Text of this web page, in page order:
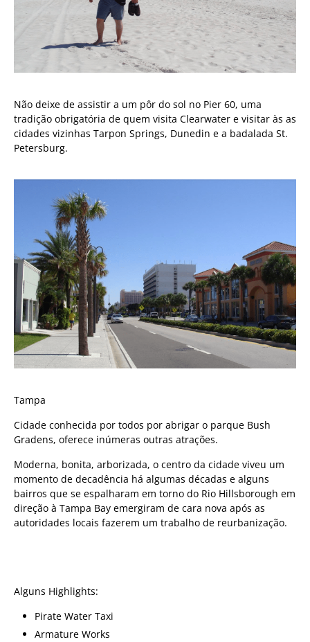
Não deixe de assistir a um pôr do sol no Pier 60, uma
tradição obrigatória de quem visita Clearwater e visitar às as
cidades vizinhas Tarpon Springs, Dunedin e a badalada St.
Petersburg.
Tampa
Cidade conhecida por todos por abrigar o parque Bush
Gradens, oferece inúmeras outras atrações.
Moderna, bonita, arborizada, o centro da cidade viveu um
momento de decadência há algumas décadas e alguns
bairros que se espalharam em torno do Rio Hillsborough em
direção à Tampa Bay emergiram de cara nova após as
autoridades locais fazerem um trabalho de reurbanização.
Alguns Highlights:
Pirate Water Taxi
Armature Works